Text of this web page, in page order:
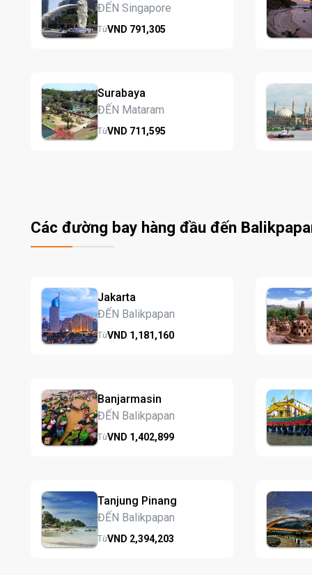
ĐẾN Singapore
TừVND 791,305
Surabaya
ĐẾN Mataram
TừVND 711,595
Các đường bay hàng đầu đến
Jakarta
ĐẾN Balikpapan
TừVND 1,181,160
Banjarmasin
ĐẾN Balikpapan
TừVND 1,402,899
Tanjung Pinang
ĐẾN Balikpapan
TừVND 2,394,203